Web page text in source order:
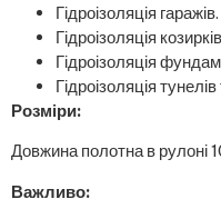
Гідроізоляція гаражів.
Гідроізоляція
Гідроізоляція
Гідроізоляція
Розміри:
Довжина полотна в рулоні
Важливо: